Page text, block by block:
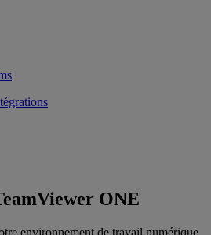
ONE
environnement de travail numérique